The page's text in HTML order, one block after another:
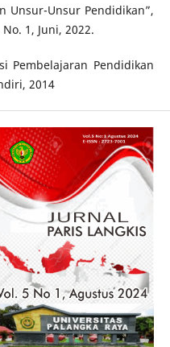
Unsur-Unsur Pendidikan”,
1, Juni, 2022.
Pembelajaran Pendidikan
2014